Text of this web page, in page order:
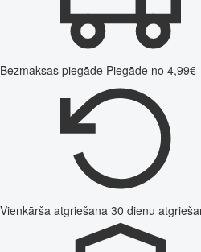
Bezmaksas piegāde Piegāde no 4,99€
Vienkārša atgriešana 30 dienu